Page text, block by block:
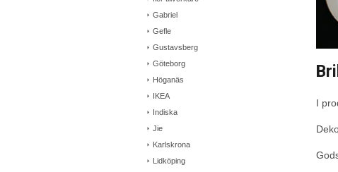
Gabriel
Gefle
Gustavsberg
Göteborg
Höganäs
IKEA
Indiska
Jie
Karlskrona
Lidköping
I